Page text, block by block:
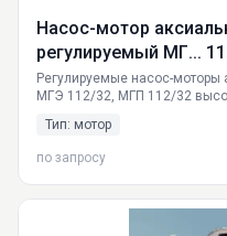
Насос-мотор
регулируемый МГ...
Регулируемые насос-
МГЭ 112/32, МГП 112/32
Продажа и доставка по
работы.
Тип: мотор
по запросу